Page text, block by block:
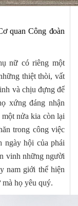
quan Công đoàn
nữ có riêng một
thiệt thòi, vất
và chịu đựng để
xứng đáng nhận
nửa kia còn lại
trong công việc
ngày hội của phái
vinh những người
nam giới thể hiện
họ yêu quý.